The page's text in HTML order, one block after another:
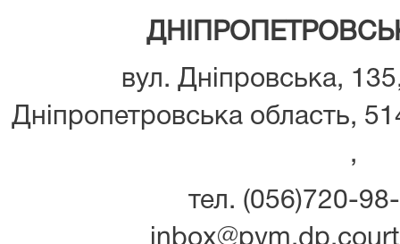
вул. Дніпровська,
Дніпропетровська область,
,
тел. (056)720-